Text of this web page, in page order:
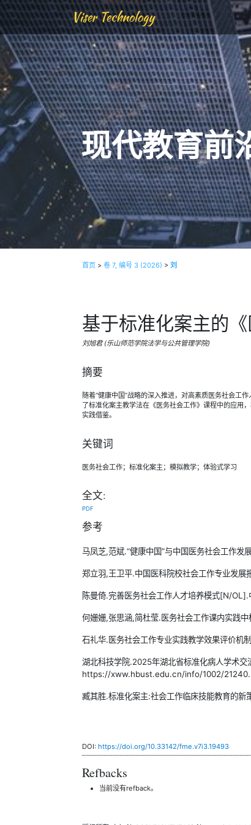
Viser Technology
现代教育前
首页 >卷 7, 编号 3 (2026) >刘
基于标准化案主的
刘旭君 (乐山师范学院法学与公共管理学院)
摘要
随着“健康中国”战略的深入推进，对高素质医务社会工
了标准化案主教学法在《医务社会工作》课程中的应用
实践借鉴。
关键词
医务社会工作；标准化案主；模拟教学；体验式学习
全文:
PDF
参考
马凤芝,范斌.“健康中国”与中国医务社会工作
郑立羽,王卫平.中国医科院校社会工作专业发
陈曼倚.完善医务社会工作人才培养模式[N/
何姗姗,张思涵,简杜莹.医务社会工作课内实践
石礼华.医务社会工作专业实践教学效果评价
湖北科技学院.2025年湖北省标准化病人学术
https://xww.hbust.edu.cn/info/1002/
臧其胜.标准化案主:社会工作临床技能教育的
DOI:https://doi.org/10.33142/fme.v7i3.19493
Refbacks
当前没有refback。